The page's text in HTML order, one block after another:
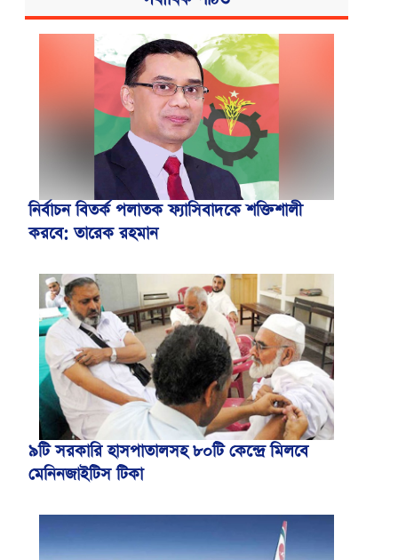
নির্বাচন বিতর্ক পলাতক ফ্যাসিবাদকে শক্তিশালী
করবে: তারেক রহমান
৯টি সরকারি হাসপাতালসহ ৮০টি কেন্দ্রে মিলবে
মেনিনজাইটিস টিকা